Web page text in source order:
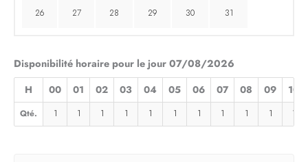
26 27 28 29 30 31
Disponibilité horaire pour le jour 07/08/2026
H 00 01 02 03 04 05 06 07 08 09 10
Qté. 1 1 1 1 1 1 1 1 1 1 1